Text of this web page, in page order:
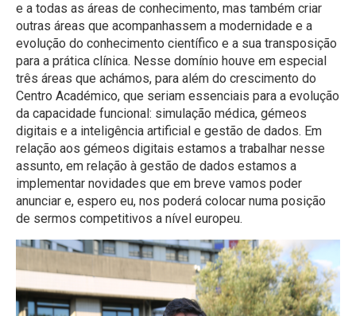
e a todas as áreas de conhecimento, mas também criar
outras áreas que acompanhassem a modernidade e a
evolução do conhecimento científico e a sua transposição
para a prática clínica. Nesse domínio houve em especial
três áreas que achámos, para além do crescimento do
Centro Académico, que seriam essenciais para a evolução
da capacidade funcional: simulação médica, gémeos
digitais e a inteligência artificial e gestão de dados. Em
relação aos gémeos digitais estamos a trabalhar nesse
assunto, em relação à gestão de dados estamos a
implementar novidades que em breve vamos poder
anunciar e, espero eu, nos poderá colocar numa posição
de sermos competitivos a nível europeu.